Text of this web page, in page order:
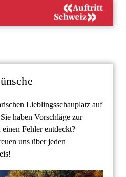
Lieblingsschauplatz auf
haben Vorschläge zur
einen Fehler entdeckt?
uns über jeden